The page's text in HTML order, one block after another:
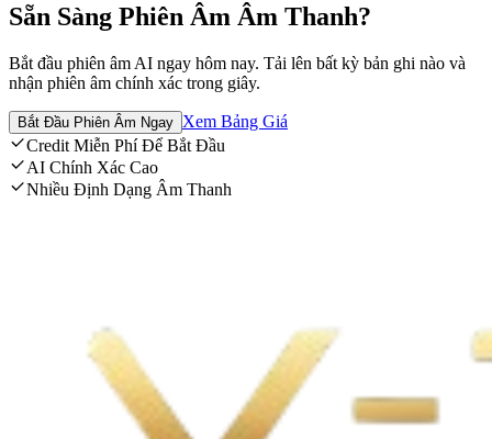
Sẵn Sàng Phiên Âm Âm Thanh?
Bắt đầu phiên âm AI ngay hôm nay. Tải lên bất kỳ bản ghi nào và
nhận phiên âm chính xác trong giây.
Bắt Đầu Phiên Âm Ngay Xem Bảng Giá
Credit Miễn Phí Để Bắt Đầu
AI Chính Xác Cao
Nhiều Định Dạng Âm Thanh